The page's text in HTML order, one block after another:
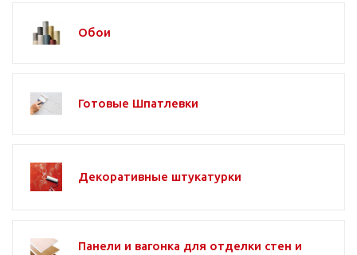
Обои
Готовые Шпатлевки
Декоративные штукатурки
Панели и вагонка для отделки стен и